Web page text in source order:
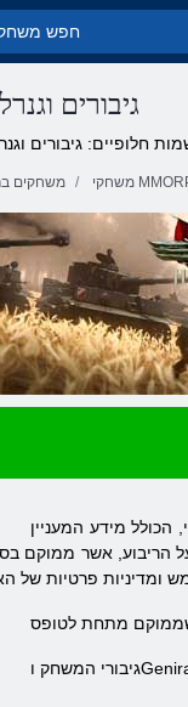
גיבורים
חלופיים: גיבורים
משחקים
מידע המעניין
הריבוע, אשר ממוקם